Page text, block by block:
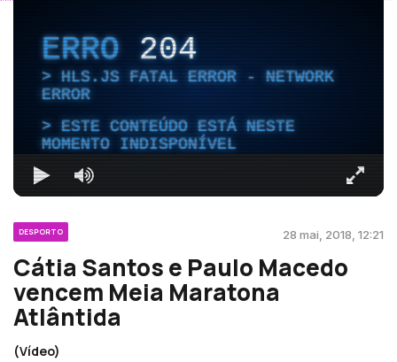
ERRO204
HLS.JS FATAL ERROR - NETWORK
ERROR
ESTE CONTEÚDO ESTÁ NESTE
MOMENTO INDISPONÍVEL
DESPORTO 28 mai, 2018, 12:21
Cátia Santos e Paulo Macedo
vencem Meia Maratona
Atlântida
(Vídeo)